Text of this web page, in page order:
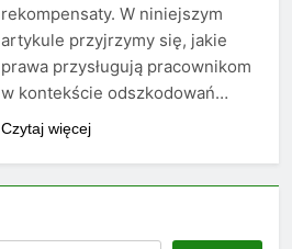
rekompensaty. W niniejszym
artykule przyjrzymy się, jakie
prawa przysługują pracownikom
w kontekście odszkodowań…
Czytaj więcej